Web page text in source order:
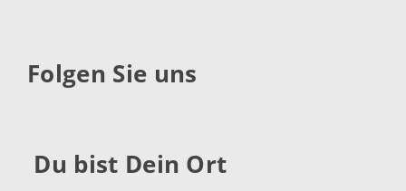
Folgen Sie uns
Du bist Dein Ort